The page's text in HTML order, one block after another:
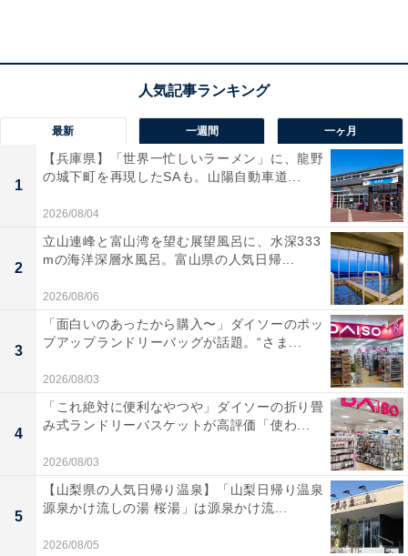
利根川源流沿いに建つ「松乃井」は、谷川岳を望む壮大
なロケーションと一万坪を誇る日本庭園「華松園」が魅
力の宿です。自社所有の4つの源泉から引き湯した「生
温泉」は、加水なしの源泉かけ流しで、5つの貸切風呂
を含む多彩な湯殿で堪能できます。食事は信頼できる生
産者から仕入れた「安全・新鮮・美味」な食材にこだわ
り、和の趣と洋の機能美が調和した客室で心和むひとと
きを約束。四季折々の大自然を庭園で感じながら、豊か
な湯の恵みに浸る贅沢な時間を過ごせます。
最新 一週間 一ヶ月
1
【兵庫県】「世界一忙しいラーメン」に、龍野
の城下町を再現したSAも。山陽自動車道...
2026/08/04
2
立山連峰と富山湾を望む展望風呂に、水深333
mの海洋深層水風呂。富山県の人気日帰...
2026/08/06
3
「面白いのあったから購入〜」ダイソーのポッ
プアップランドリーバッグが話題。“さま...
2026/08/03
4
「これ絶対に便利なやつや」ダイソーの折り畳
み式ランドリーバスケットが高評価「使わ...
2026/08/03
5
【山梨県の人気日帰り温泉】「山梨日帰り温泉
源泉かけ流しの湯 桜湯」は源泉かけ流...
2026/08/05